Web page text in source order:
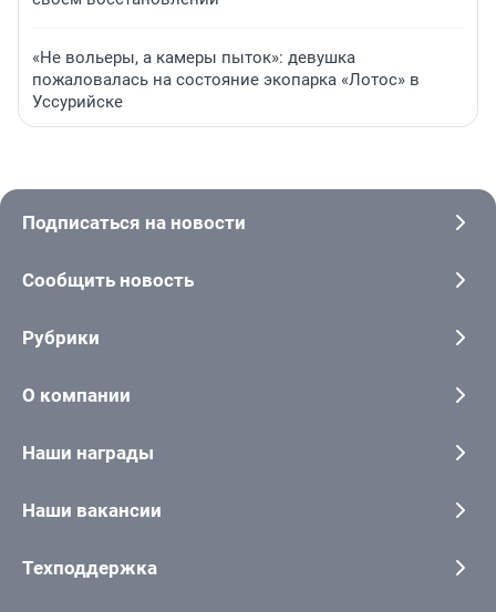
«Не вольеры, а камеры пыток»: девушка
пожаловалась на состояние экопарка «Лотос» в
Уссурийске
Подписаться на новости
Сообщить новость
Рубрики
О компании
Наши награды
Наши вакансии
Техподдержка